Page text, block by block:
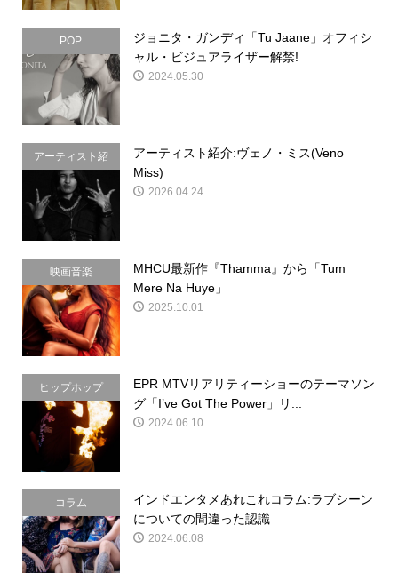
POP
ジョニタ・ガンディ「Tu Jaane」オフィシ
ャル・ビジュアライザー解禁!
2024.05.30
アーティスト紹
介
アーティスト紹介:ヴェノ・ミス(Veno
Miss)
2026.04.24
映画音楽
MHCU最新作『Thamma』から「Tum
Mere Na Huye」
2025.10.01
ヒップホップ
EPR MTVリアリティーショーのテーマソン
グ「I’ve Got The Power」リ...
2024.06.10
コラム
インドエンタメあれこれコラム:ラブシーン
についての間違った認識
2024.06.08